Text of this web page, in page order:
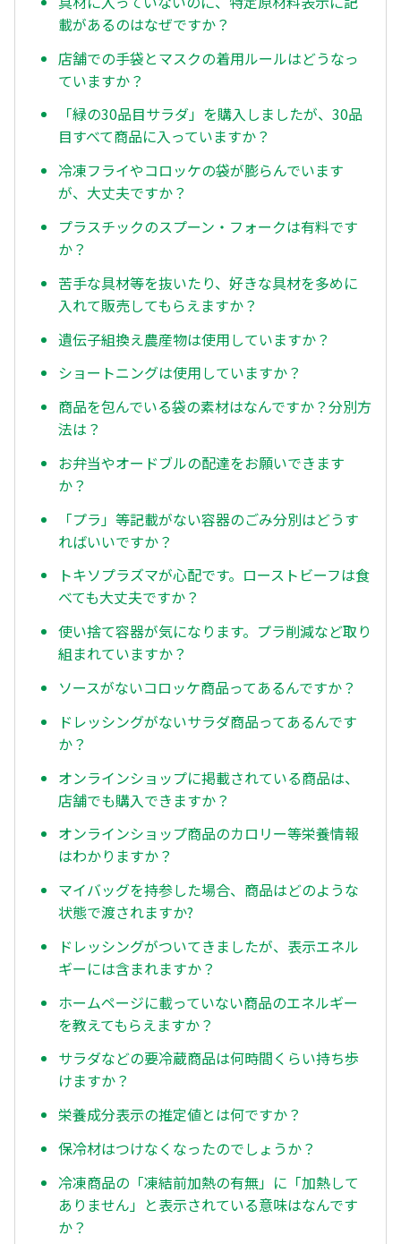
載があるのはなぜですか？
店舗での手袋とマスクの着用ルールはどうなっ
ていますか？
「緑の30品目サラダ」を購入しましたが、30品
目すべて商品に入っていますか？
冷凍フライやコロッケの袋が膨らんでいます
が、大丈夫ですか？
プラスチックのスプーン・フォークは有料です
か？
苦手な具材等を抜いたり、好きな具材を多めに
入れて販売してもらえますか？
遺伝子組換え農産物は使用していますか？
ショートニングは使用していますか？
商品を包んでいる袋の素材はなんですか？分別方
法は？
お弁当やオードブルの配達をお願いできます
か？
「プラ」等記載がない容器のごみ分別はどうす
ればいいですか？
トキソプラズマが心配です。ローストビーフは食
べても大丈夫ですか？
使い捨て容器が気になります。プラ削減など取り
組まれていますか？
ソースがないコロッケ商品ってあるんですか？
ドレッシングがないサラダ商品ってあるんです
か？
オンラインショップに掲載されている商品は、
店舗でも購入できますか？
オンラインショップ商品のカロリー等栄養情報
はわかりますか？
マイバッグを持参した場合、商品はどのような
状態で渡されますか?
ドレッシングがついてきましたが、表示エネル
ギーには含まれますか？
ホームページに載っていない商品のエネルギー
を教えてもらえますか？
サラダなどの要冷蔵商品は何時間くらい持ち歩
けますか？
栄養成分表示の推定値とは何ですか？
保冷材はつけなくなったのでしょうか？
冷凍商品の「凍結前加熱の有無」に「加熱して
ありません」と表示されている意味はなんです
か？